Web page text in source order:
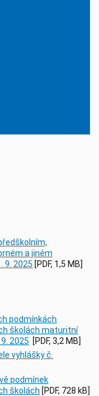
a jiném
9. 2025 [PDF, 1,5 MB]
podmínkách
školách maturitní
2025 [PDF, 3,2 MB]
vyhlášky č.
podmínek
školách [PDF, 728 kB]